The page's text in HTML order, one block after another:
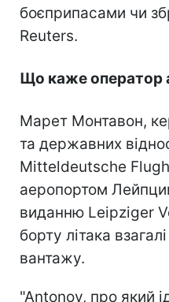
боєприпасами чи
Reuters.
Що каже оператор
Марет Монтавон,
та державних
Mitteldeutsche
аеропортом
виданню Leipziger
борту літака
вантажу.
"Antonov, про який